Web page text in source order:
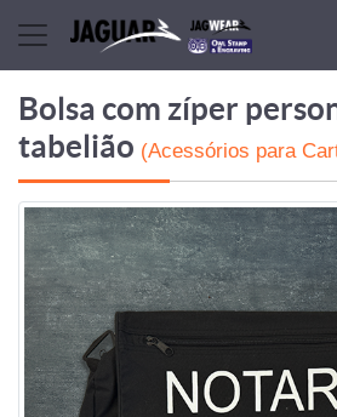
Bolsa com zíper
tabelião (Acessórios para